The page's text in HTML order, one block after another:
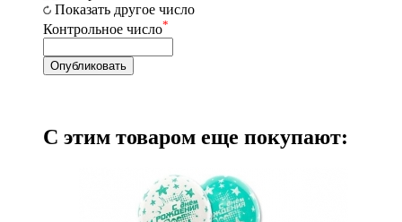
Показать другое число
Контрольное число*
С этим товаром еще покупают: